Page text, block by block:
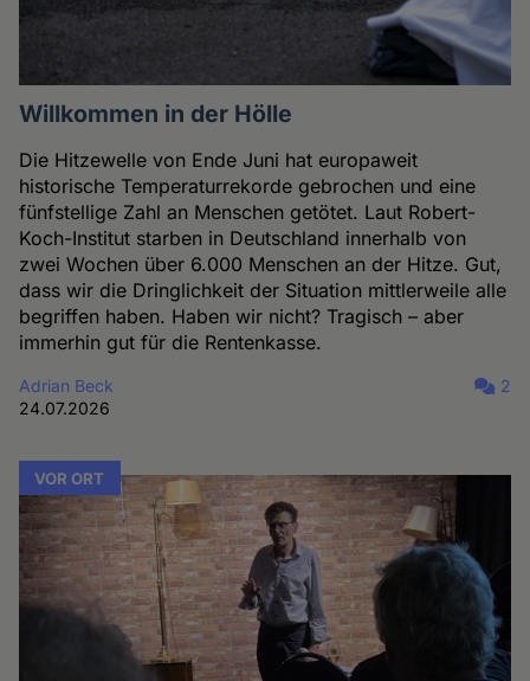
Willkommen in der Hölle
Die Hitzewelle von Ende Juni hat europaweit
historische Temperaturrekorde gebrochen und eine
fünfstellige Zahl an Menschen getötet. Laut Robert-
Koch-Institut starben in Deutschland innerhalb von
zwei Wochen über 6.000 Menschen an der Hitze. Gut,
dass wir die Dringlichkeit der Situation mittlerweile alle
begriffen haben. Haben wir nicht? Tragisch – aber
immerhin gut für die Rentenkasse.
Adrian Beck
24.07.2026
2
VOR ORT